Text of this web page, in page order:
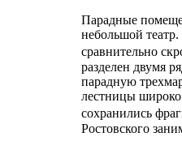
Парадные
небольшой
сравнительно
разделен двумя
парадную
лестницы
сохранились
Ростовского